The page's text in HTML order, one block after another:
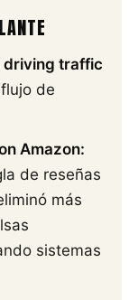
driving traffic
de
Amazon:
de reseñas
más
sistemas